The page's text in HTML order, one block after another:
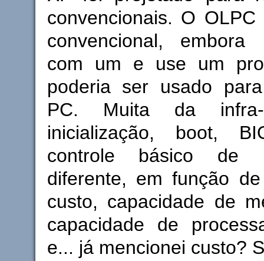
convencionais. O
convencional, embora
com um e use um
poderia ser usado
PC. Muita da infra-
inicialização, boot,
controle básico de
diferente, em função
custo, capacidade de
capacidade de
e... já mencionei custo?